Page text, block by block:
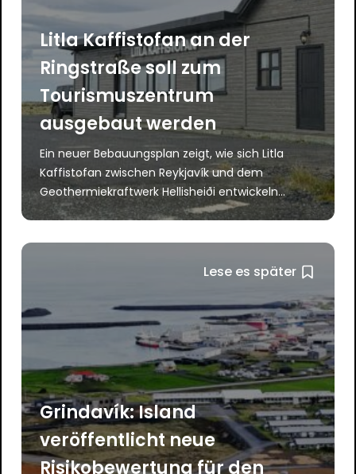
Litla Kaffistofan an der
Ringstraße soll zum
Tourismuszentrum
ausgebaut werden
Ein neuer Bebauungsplan zeigt, wie sich Litla
Kaffistofan zwischen Reykjavík und dem
Geothermiekraftwerk Hellisheiði entwickeln...
Lese es später
Grindavík: Island
veröffentlicht neue
Risikobewertung für den